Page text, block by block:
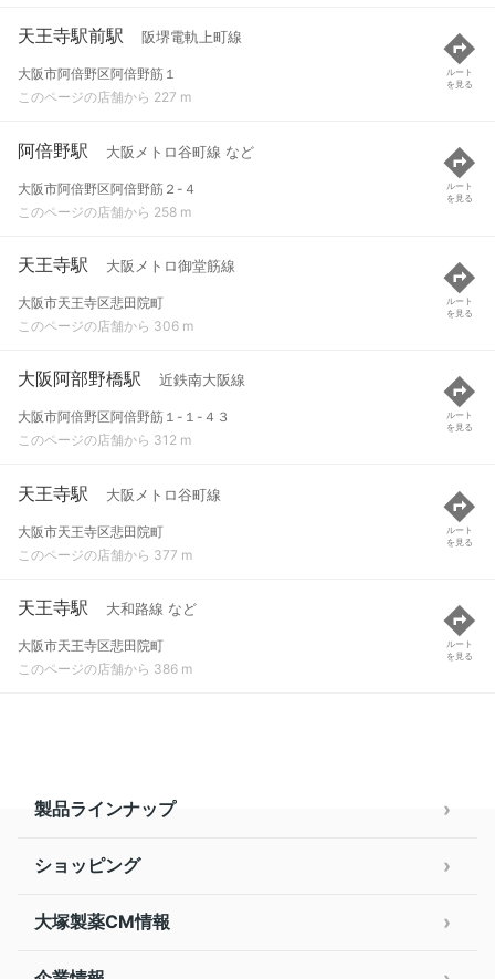
天王寺駅前駅 阪堺電軌上町線
大阪市阿倍野区阿倍野筋１
このページの店舗から 227 m
ルート
を見る
阿倍野駅 大阪メトロ谷町線 など
大阪市阿倍野区阿倍野筋２-４
このページの店舗から 258 m
ルート
を見る
天王寺駅 大阪メトロ御堂筋線
大阪市天王寺区悲田院町
このページの店舗から 306 m
ルート
を見る
大阪阿部野橋駅 近鉄南大阪線
大阪市阿倍野区阿倍野筋１-１-４３
このページの店舗から 312 m
ルート
を見る
天王寺駅 大阪メトロ谷町線
大阪市天王寺区悲田院町
このページの店舗から 377 m
ルート
を見る
天王寺駅 大和路線 など
大阪市天王寺区悲田院町
このページの店舗から 386 m
ルート
を見る
製品ラインナップ
ショッピング
大塚製薬CM情報